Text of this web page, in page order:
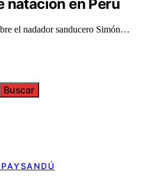
natación en Perú
el nadador sanducero Simón…
Buscar